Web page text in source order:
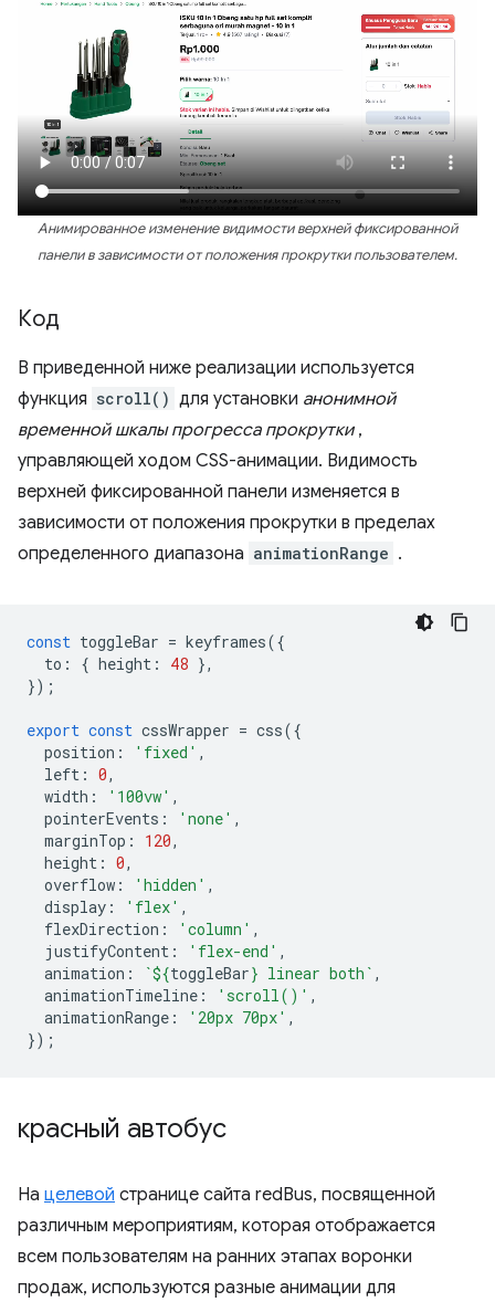
Анимированное изменение видимости верхней фиксированной
панели в зависимости от положения прокрутки пользователем.
Код
В приведенной ниже реализации используется
функция scroll() для установки анонимной
временной шкалы прогресса прокрутки,
управляющей ходом CSS-анимации. Видимость
верхней фиксированной панели изменяется в
зависимости от положения прокрутки в пределах
определенного диапазона animationRange .
const toggleBar = keyframes({
to : { height : 48 },
});
export const cssWrapper = css({
position : 'fixed' ,
left : 0,
width : '100vw' ,
pointerEvents : 'none' ,
marginTop : 120,
height : 0,
overflow : 'hidden' ,
display : 'flex' ,
flexDirection : 'column' ,
justifyContent : 'flex-end' ,
animation : `${toggleBar} linear both` ,
animationTimeline : 'scroll()' ,
animationRange : '20px 70px' ,
});
красный автобус
На целевой странице сайта redBus, посвященной
различным мероприятиям, которая отображается
всем пользователям на ранних этапах воронки
продаж, используются разные анимации для